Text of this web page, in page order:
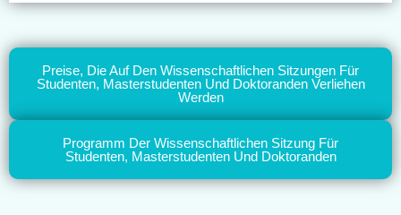
Preise, Die Auf Den Wissenschaftlichen Sitzungen Für
Studenten, Masterstudenten Und Doktoranden Verliehen
Werden
Programm Der Wissenschaftlichen Sitzung Für
Studenten, Masterstudenten Und Doktoranden